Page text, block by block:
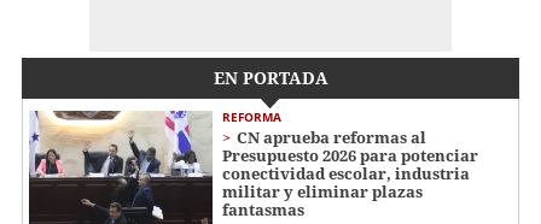
EN PORTADA
REFORMA
CN aprueba reformas al
Presupuesto 2026 para potenciar
conectividad escolar, industria
militar y eliminar plazas
fantasmas